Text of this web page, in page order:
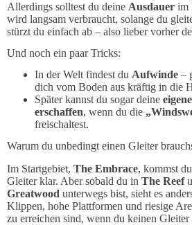
Allerdings solltest du deine Ausdauer im
wird langsam verbraucht, solange du
stürzt du einfach ab – also lieber vorher
Und noch ein paar Tricks:
In der Welt findest du Aufwinde –
dich vom Boden aus kräftig in die
Später kannst du sogar deine
erschaffen, wenn du die
freischaltest.
Warum du unbedingt einen Gleiter
Im Startgebiet, The Embrace, kommst
Gleiter klar. Aber sobald du in The Reef
Greatwood unterwegs bist, sieht es
Klippen, hohe Plattformen und riesige
zu erreichen sind, wenn du keinen Gleiter